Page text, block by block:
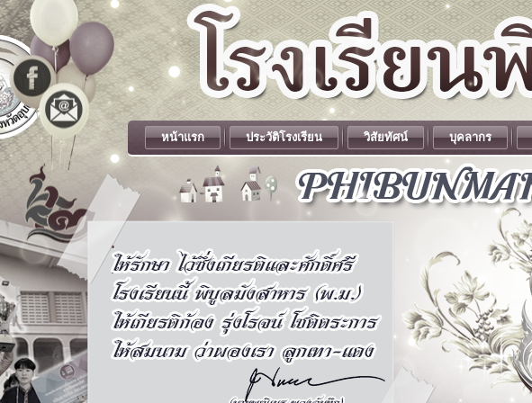
.
.
หน้าแรก ประวัติโรงเรียน วิสัยทัศน์ บุคลากร